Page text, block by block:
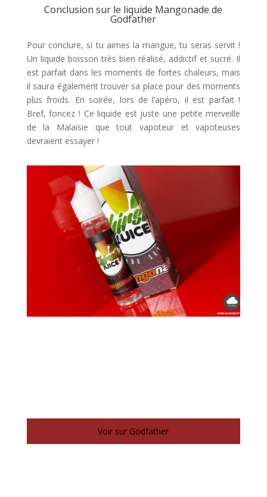
Conclusion sur le liquide Mangonade de
Godfather
Pour conclure, si tu aimes la mangue, tu seras servit !
Un liquide boisson très bien réalisé, addictif et sucré. Il
est parfait dans les moments de fortes chaleurs, mais
il saura également trouver sa place pour des moments
plus froids. En soirée, lors de l’apéro, il est parfait !
Bref, foncez ! Ce liquide est juste une petite merveille
de la Malaisie que tout vapoteur et vapoteuses
devraient essayer !
Voir sur Godfather